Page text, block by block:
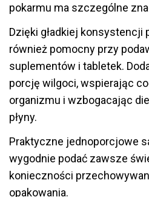
pokarmu ma szczególne
Dzięki gładkiej konsystencji
również pomocny przy
suplementów i tabletek.
porcję wilgoci, wspierając
organizmu i wzbogacając
płyny.
Praktyczne jednoporcjowe
wygodnie podać zawsze
konieczności
opakowania.